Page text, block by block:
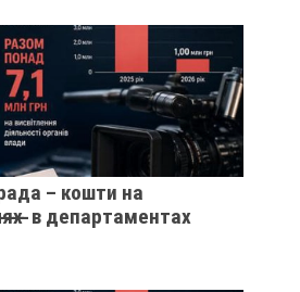
– кошти на
в департаментах